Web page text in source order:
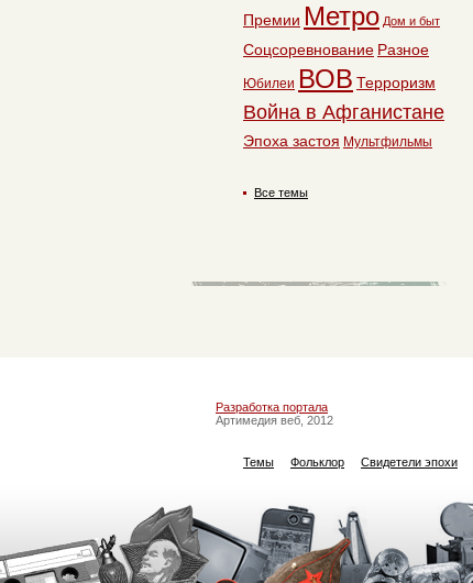
Премии Метро Дом и быт
Соцсоревнование Разное
Юбилеи ВОВ Терроризм
Война в Афганистане
Эпоха застоя Мультфильмы
Все темы
Разработка портала
Артимедия веб, 2012
Темы Фольклор Свидетели эпохи